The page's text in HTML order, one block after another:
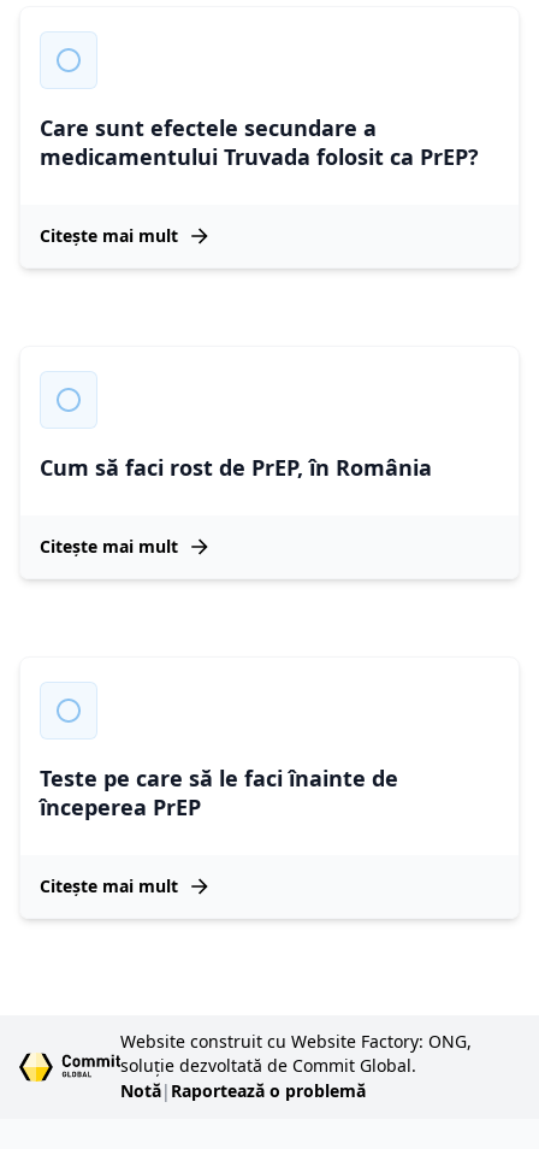
Care sunt efectele secundare a
medicamentului Truvada folosit ca PrEP?
Citește mai mult
Cum să faci rost de PrEP, în România
Citește mai mult
Teste pe care să le faci înainte de
începerea PrEP
Citește mai mult
Website construit cu Website Factory: ONG,
soluție dezvoltată de Commit Global.
Notă| Raportează o problemă